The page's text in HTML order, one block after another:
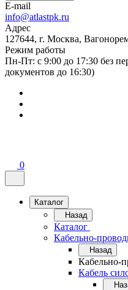
E-mail
info@atlastpk.ru
Адрес
127644, г. Москва,
Режим работы
Пн-Пт: с 9:00 до 17:30 без
документов до 16:30)
0
Каталог
Назад
Каталог
Кабельно-
Назад
Кабельно-
Кабель